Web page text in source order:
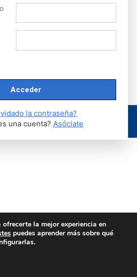
los derechos reservados
de privacidad| Politica de cookies
la mejor experiencia en
puedes aprender más sobre qué
la contraseña?
una cuenta? Asóciate